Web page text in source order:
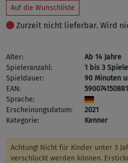
Auf die Wunschliste
Zurzeit nicht lieferbar. Wird
Alter:
Ab 14 Jahre
Spieleranzahl:
1 bis 3
Spieldauer:
90 Minuten
EAN:
Sprache:
Erscheinungsdatum:
2021
Kategorie:
Kenner
Achtung! Nicht für Kinder unter 3
verschluckt werden können.